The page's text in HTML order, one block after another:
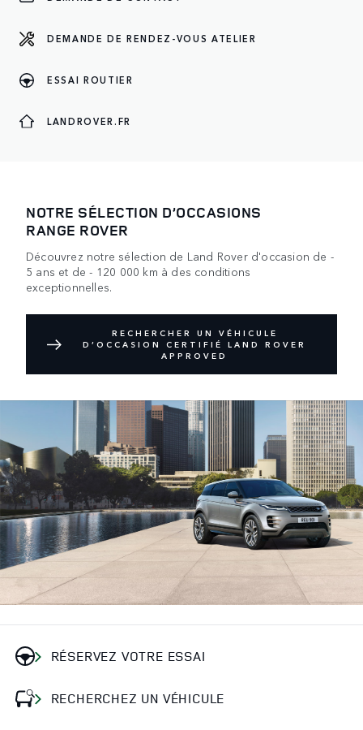
DEMANDE DE RENDEZ-VOUS ATELIER
ESSAI ROUTIER
LANDROVER.FR
NOTRE SÉLECTION D’OCCASIONS
RANGE ROVER
Découvrez notre sélection de Land Rover d'occasion de -
5 ans et de - 120 000 km à des conditions
exceptionnelles.
RECHERCHER UN VÉHICULE
D’OCCASION CERTIFIÉ LAND ROVER
APPROVED
RÉSERVEZ VOTRE ESSAI
RECHERCHEZ UN VÉHICULE